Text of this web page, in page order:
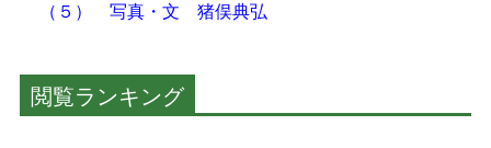
（５） 写真・文 猪俣典弘
閲覧ランキング